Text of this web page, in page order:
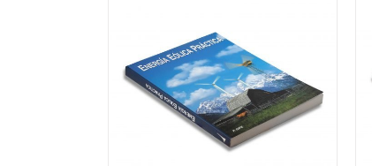
AÑADIR AL CARRITO
/
DETALLES